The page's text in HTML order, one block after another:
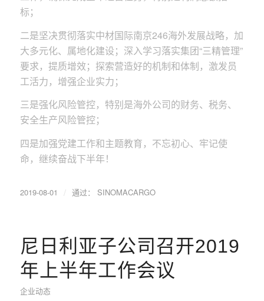
标；
二是坚决贯彻落实中材国际南京246海外发展战略，加
大多元化、属地化建设；深入学习落实集团“三精管理”
要求，提质增效；探索营造好的机制和体制，激发员
工活力，增强企业实力；
三是强化风险管控，特别是海外公司的财务、税务、
安全生产风险管控；
四是加强党建工作和主题教育，不忘初心、牢记使
命，继续奋战下半年！
2019-08-01 / 通过： SINOMACARGO
尼日利亚子公司召开2019
年上半年工作会议
企业动态